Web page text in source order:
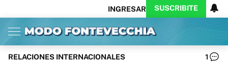
INGRESAR SUSCRIBITE
Inicio Ahora
Opinión
Política
Ciencia
Protagonistas
Actualidad
RELACIONES INTERNACIONALES 1